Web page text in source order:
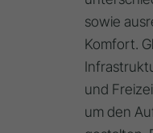
sowie
Komfort.
und
um den